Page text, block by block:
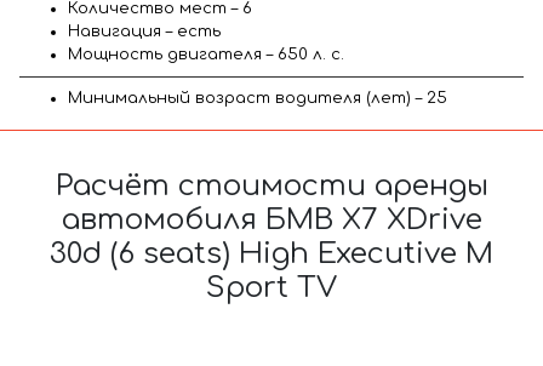
Количество мест – 6
Навигация – есть
Мощность двигателя – 650 л. с.
Минимальный возраст водителя (лет) – 25
Расчёт стоимости аренды
автомобиля БМВ X7 XDrive
30d (6 seats) High Executive M
Sport TV